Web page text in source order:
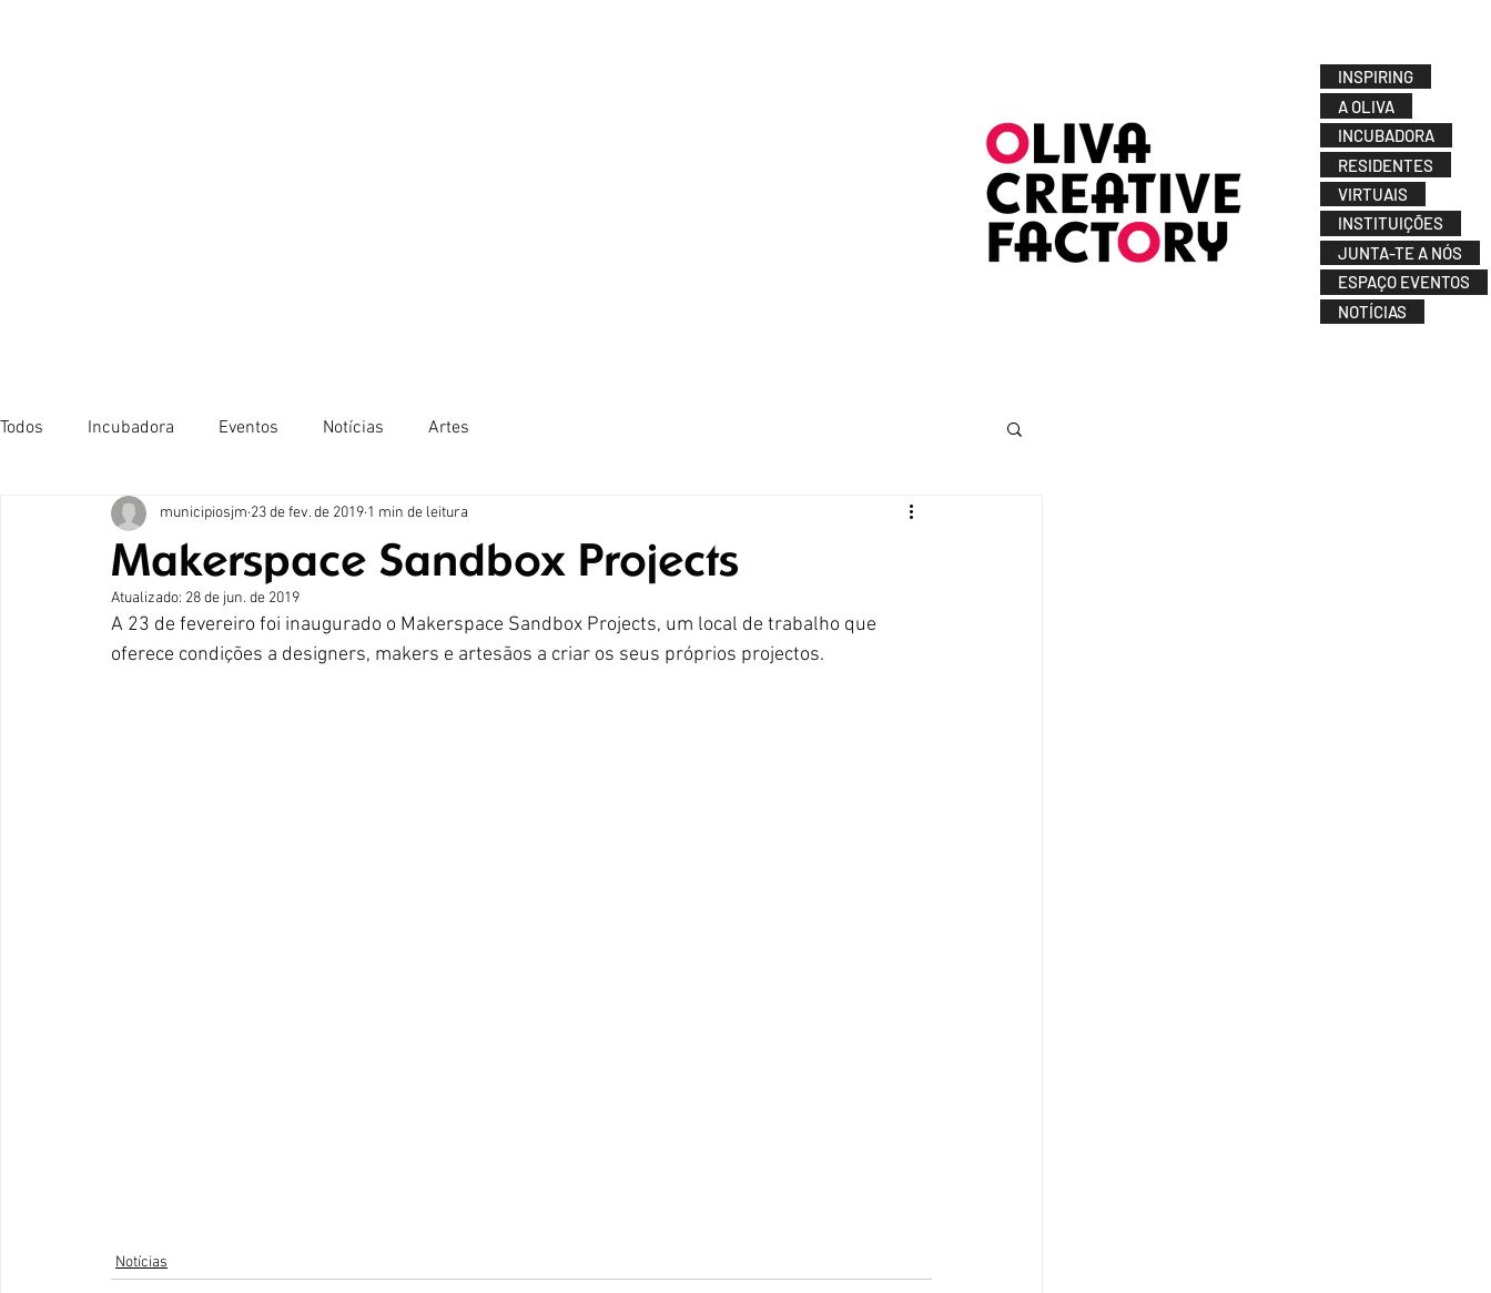
INSPIRING
A OLIVA
INCUBADORA
RESIDENTES
VIRTUAIS
INSTITUIÇÕES
JUNTA-TE A NÓS
ESPAÇO EVENTOS
NOTÍCIAS
Todos Incubadora Eventos Notícias Artes
Makerspace Sandbox Projects
municipiosjm 23 de fev. de 2019 1 min de leitura
Atualizado: 28 de jun. de 2019
A 23 de fevereiro foi inaugurado o Makerspace Sandbox Projects, um local de trabalho que
oferece condições a designers, makers e artesãos a criar os seus próprios projectos.
Notícias